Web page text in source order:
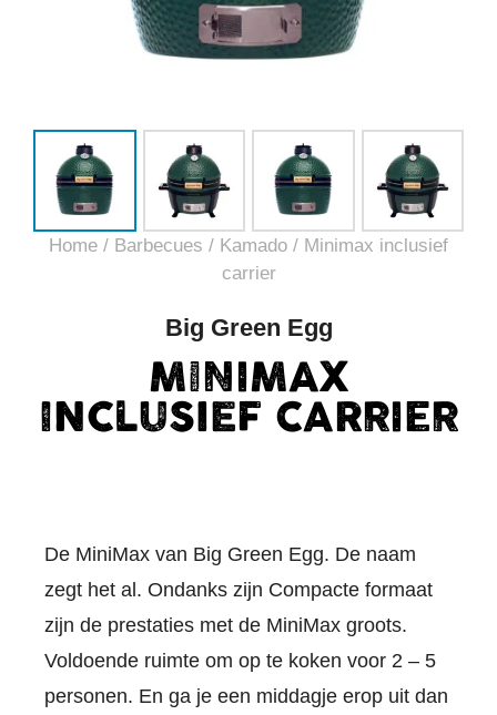
Home / Barbecues / Kamado / Minimax inclusief
carrier
Big Green Egg
MINIMAX
INCLUSIEF CARRIER
De MiniMax van Big Green Egg. De naam
zegt het al. Ondanks zijn Compacte formaat
zijn de prestaties met de MiniMax groots.
Voldoende ruimte om op te koken voor 2 – 5
personen. En ga je een middagje erop uit dan